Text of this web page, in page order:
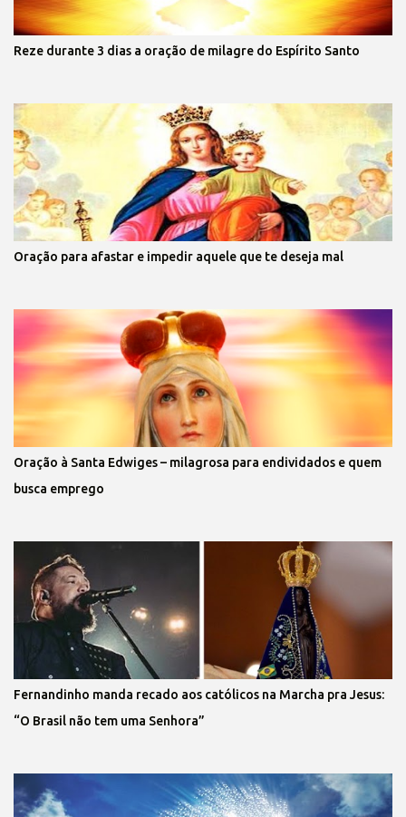
Reze durante 3 dias a oração de milagre do Espírito Santo
Oração para afastar e impedir aquele que te deseja mal
Oração à Santa Edwiges – milagrosa para endividados e quem
busca emprego
Fernandinho manda recado aos católicos na Marcha pra Jesus:
“O Brasil não tem uma Senhora”